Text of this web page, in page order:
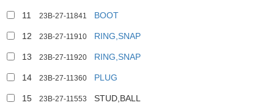
11 23B-27-11841 BOOT
12 23B-27-11910 RING,SNAP
13 23B-27-11920 RING,SNAP
14 23B-27-11360 PLUG
15 23B-27-11553 STUD,BALL